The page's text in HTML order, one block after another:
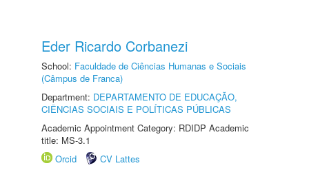
Eder Ricardo Corbanezi
School: Faculdade de Ciências Humanas e Sociais
(Câmpus de Franca)
Department: DEPARTAMENTO DE EDUCAÇÃO,
CIÊNCIAS SOCIAIS E POLÍTICAS PÚBLICAS
Academic Appointment Category: RDIDP Academic
title: MS-3.1
Orcid
CV Lattes